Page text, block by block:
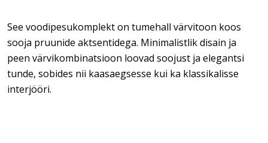
See voodipesukomplekt on tumehall värvitoon koos
sooja pruunide aktsentidega. Minimalistlik disain ja
peen värvikombinatsioon loovad soojust ja elegantsi
tunde, sobides nii kaasaegsesse kui ka klassikalisse
interjööri.